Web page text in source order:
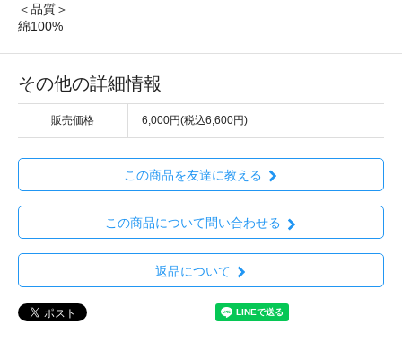
＜品質＞
綿100%
その他の詳細情報
販売価格 6,000円(税込6,600円)
この商品を友達に教える
この商品について問い合わせる
返品について